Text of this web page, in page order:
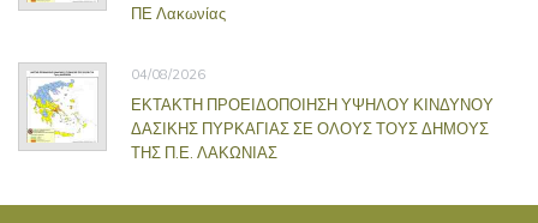
ΠΕ Λακωνίας
04/08/2026
ΕΚΤΑΚΤΗ ΠΡΟΕΙΔΟΠΟΙΗΣΗ ΥΨΗΛΟΥ ΚΙΝΔΥΝΟΥ
ΔΑΣΙΚΗΣ ΠΥΡΚΑΓΙΑΣ ΣΕ ΟΛΟΥΣ ΤΟΥΣ ΔΗΜΟΥΣ
ΤΗΣ Π.Ε. ΛΑΚΩΝΙΑΣ